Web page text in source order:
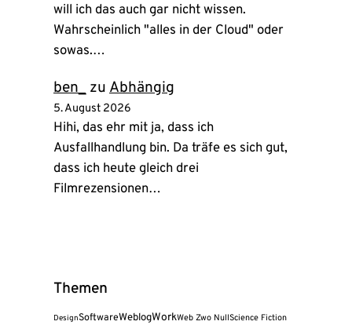
will ich das auch gar nicht wissen.
Wahrscheinlich "alles in der Cloud" oder
sowas.…
ben_zu Abhängig
5. August 2026
Hihi, das ehr mit ja, dass ich
Ausfallhandlung bin. Da träfe es sich gut,
dass ich heute gleich drei
Filmrezensionen…
Themen
DesignSoftwareWeblogWorkWeb Zwo NullScience Fiction